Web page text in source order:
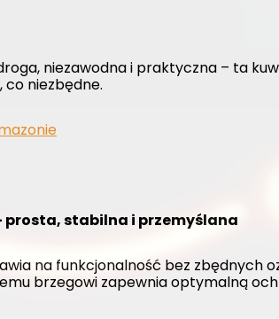
niezawodna i praktyczna – ta
co niezbędne.
prosta, stabilna i przemyślana
na funkcjonalność bez zbędnych
brzegowi zapewnia optymalną